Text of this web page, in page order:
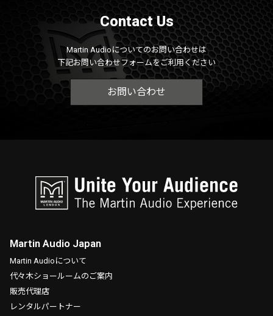
Contact Us
Martin Audioについてのお問い合わせは
下記お問い合わせフォームをご利用ください
お問い合わせ
Martin Audio Japan
Martin Audioについて
代々木ショールームのご案内
販売代理店
レンタルパートナー